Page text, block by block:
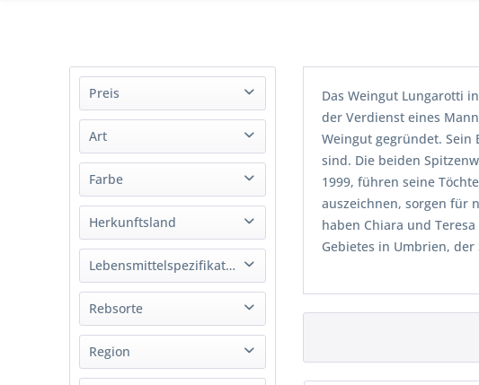
Preis
von7,44 €bis52,62 €
Art
prickelnd
Wein
Farbe
Weiß
Rot
Rosé
Herkunftsland
Italien Lebensmittelspezifikation
Bio
Rebsorte
Cabernet Sauvignon
Chardonnay
Region
Das Weingut Lungarotti
der Verdienst eines
Weingut gegründet. Sein
sind. Die beiden
1999, führen seine
auszeichnen, sorgen für
haben Chiara und
Gebietes in Umbrien,